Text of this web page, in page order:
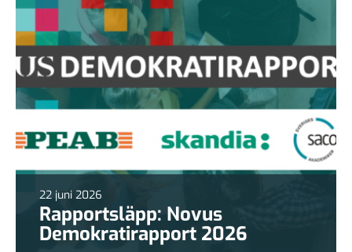
22 juni 2026
Rapportsläpp: Novus
Demokratirapport 2026